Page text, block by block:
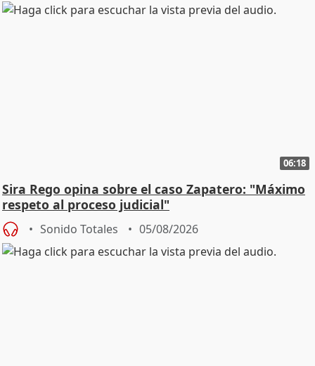
06:18
Sira Rego opina sobre el caso Zapatero: "Máximo
respeto al proceso judicial"
Sonido Totales 05/08/2026